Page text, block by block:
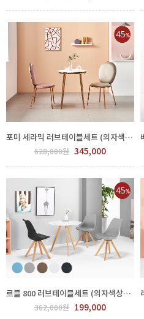
포미 세라믹 러브테이블세트 (의자색상선택) FPP63-0001.2
628,000원 345,000
르블 800 러브테이블세트 (의자색상선택) FPP72-0003.4
362,000원 199,000